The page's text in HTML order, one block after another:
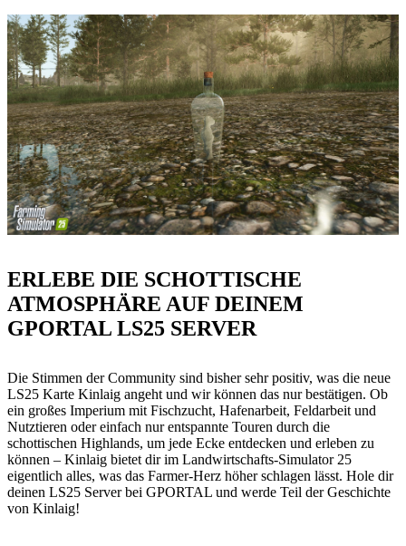
ERLEBE DIE SCHOTTISCHE
ATMOSPHÄRE AUF DEINEM
GPORTAL LS25 SERVER
Die Stimmen der Community sind bisher sehr positiv, was die neue
LS25 Karte Kinlaig angeht und wir können das nur bestätigen. Ob
ein großes Imperium mit Fischzucht, Hafenarbeit, Feldarbeit und
Nutztieren oder einfach nur entspannte Touren durch die
schottischen Highlands, um jede Ecke entdecken und erleben zu
können – Kinlaig bietet dir im Landwirtschafts-Simulator 25
eigentlich alles, was das Farmer-Herz höher schlagen lässt. Hole dir
deinen LS25 Server bei GPORTAL und werde Teil der Geschichte
von Kinlaig!